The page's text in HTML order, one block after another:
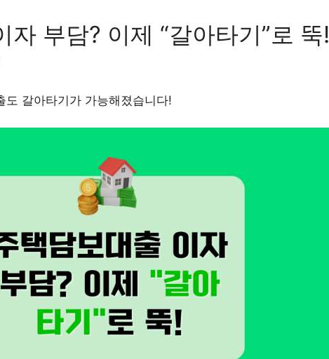
자 부담? 이제 “갈아타기”로 뚝!
갈아타기가 가능해졌습니다!